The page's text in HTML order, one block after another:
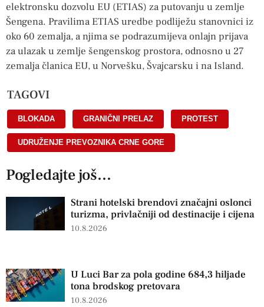
elektronsku dozvolu EU (ETIAS) za putovanju u zemlje
Šengena. Pravilima ETIAS uredbe podliježu stanovnici iz
oko 60 zemalja, a njima se podrazumijeva onlajn prijava
za ulazak u zemlje šengenskog prostora, odnosno u 27
zemalja članica EU, u Norvešku, Švajcarsku i na Island.
TAGOVI
BLOKADA GRANIČNI PRELAZ PROTEST
UDRUŽENJE PREVOZNIKA CRNE GORE
Pogledajte još...
Strani hotelski brendovi značajni oslonci
turizma, privlačniji od destinacije i cijena
10.8.2026
U Luci Bar za pola godine 684,3 hiljade
tona brodskog pretovara
10.8.2026